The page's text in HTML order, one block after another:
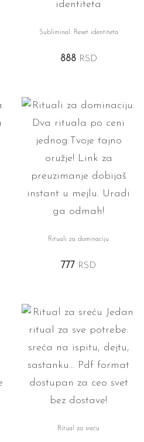
Subliminal: Reset identiteta
888 RSD
Rituali za dominaciju
777 RSD
Ritual za sreću